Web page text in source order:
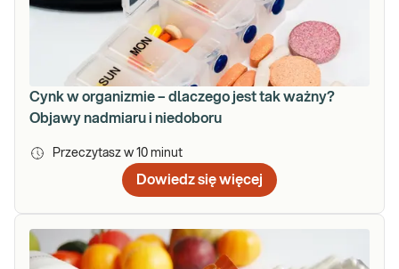
Cynk w organizmie – dlaczego jest tak ważny?
Objawy nadmiaru i niedoboru
Przeczytasz w 10 minut
Dowiedz się więcej